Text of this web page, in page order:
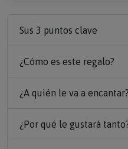
Sus 3 puntos clave
¿Cómo es este regalo?
¿A quién le va a encantar?
¿Por qué le gustará